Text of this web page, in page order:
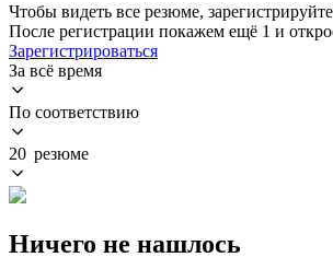
Чтобы видеть все резюме,
После регистрации покажем ещё 1 и
Зарегистрироваться
За всё время
По соответствию
20 резюме
Ничего не нашлось